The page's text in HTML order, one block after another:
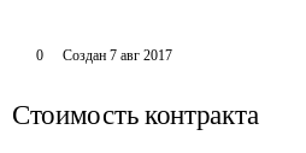
0 Создан 7 авг 2017
Стоимость контракта